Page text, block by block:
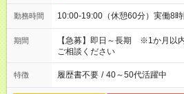
勤務時間 10:00-19:00（休憩60分）実働8
期間
【急募】即日～長期 ※1か月以
ご相談ください
特徴 履歴書不要 / 40～50代活躍中